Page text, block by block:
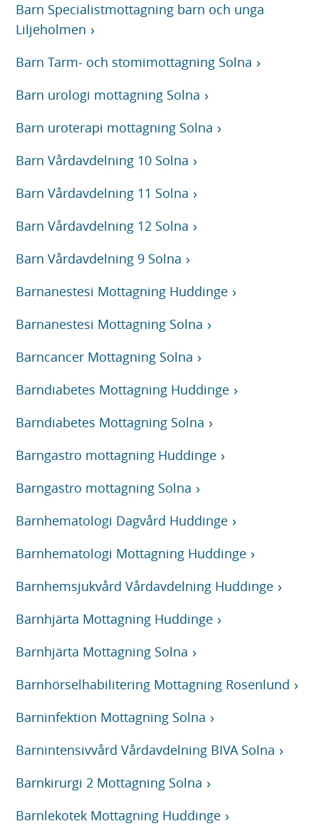
Barn Specialistmottagning barn och unga
Liljeholmen
Barn Tarm- och stomimottagning Solna
Barn urologi mottagning Solna
Barn uroterapi mottagning Solna
Barn Vårdavdelning 10 Solna
Barn Vårdavdelning 11 Solna
Barn Vårdavdelning 12 Solna
Barn Vårdavdelning 9 Solna
Barnanestesi Mottagning Huddinge
Barnanestesi Mottagning Solna
Barncancer Mottagning Solna
Barndiabetes Mottagning Huddinge
Barndiabetes Mottagning Solna
Barngastro mottagning Huddinge
Barngastro mottagning Solna
Barnhematologi Dagvård Huddinge
Barnhematologi Mottagning Huddinge
Barnhemsjukvård Vårdavdelning Huddinge
Barnhjärta Mottagning Huddinge
Barnhjärta Mottagning Solna
Barnhörselhabilitering Mottagning Rosenlund
Barninfektion Mottagning Solna
Barnintensivvård Vårdavdelning BIVA Solna
Barnkirurgi 2 Mottagning Solna
Barnlekotek Mottagning Huddinge